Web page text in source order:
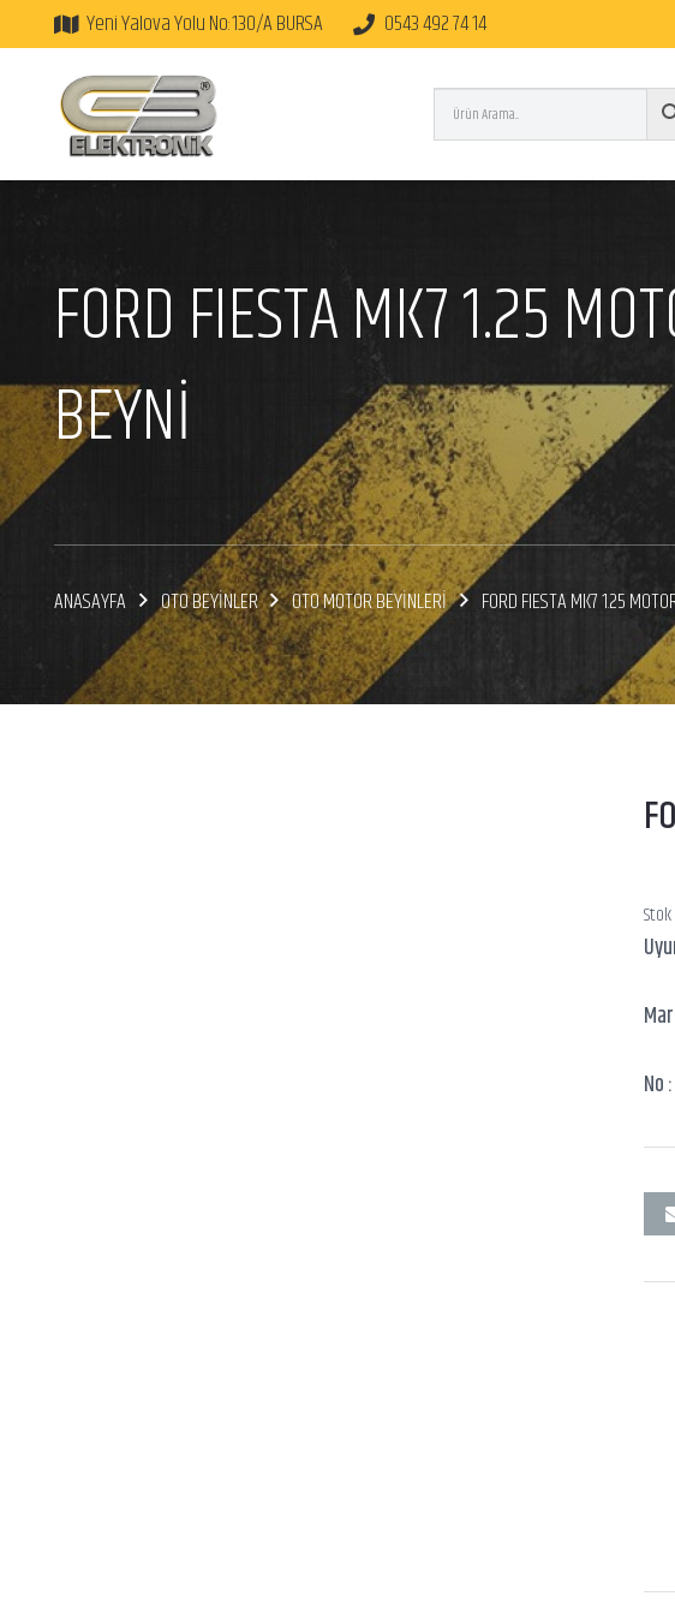
Yeni Yalova Yolu No:130/A BURSA 0543 492 74 14
FORD FIESTA MK7 1.25
BEYNİ
ANASAYFA OTO BEYİNLER OTO MOTOR BEYİNLERİ FORD FIESTA MK7 1.25
No